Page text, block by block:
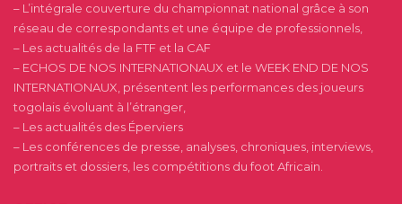
– L’intégrale couverture du championnat national grâce à son
réseau de correspondants et une équipe de professionnels,
– Les actualités de la FTF et la CAF
– ECHOS DE NOS INTERNATIONAUX et le WEEK END DE NOS
INTERNATIONAUX, présentent les performances des joueurs
togolais évoluant à l’étranger,
– Les actualités des Éperviers
– Les conférences de presse, analyses, chroniques, interviews,
portraits et dossiers, les compétitions du foot Africain.